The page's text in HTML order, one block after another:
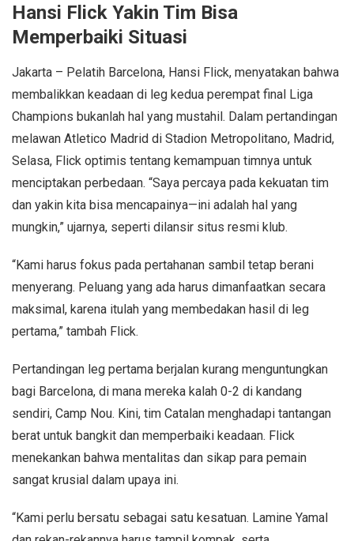
Hansi Flick Yakin Tim Bisa
Memperbaiki Situasi
Jakarta – Pelatih Barcelona, Hansi Flick, menyatakan bahwa
membalikkan keadaan di leg kedua perempat final Liga
Champions bukanlah hal yang mustahil. Dalam pertandingan
melawan Atletico Madrid di Stadion Metropolitano, Madrid,
Selasa, Flick optimis tentang kemampuan timnya untuk
menciptakan perbedaan. “Saya percaya pada kekuatan tim
dan yakin kita bisa mencapainya—ini adalah hal yang
mungkin,” ujarnya, seperti dilansir situs resmi klub.
“Kami harus fokus pada pertahanan sambil tetap berani
menyerang. Peluang yang ada harus dimanfaatkan secara
maksimal, karena itulah yang membedakan hasil di leg
pertama,” tambah Flick.
Pertandingan leg pertama berjalan kurang menguntungkan
bagi Barcelona, di mana mereka kalah 0-2 di kandang
sendiri, Camp Nou. Kini, tim Catalan menghadapi tantangan
berat untuk bangkit dan memperbaiki keadaan. Flick
menekankan bahwa mentalitas dan sikap para pemain
sangat krusial dalam upaya ini.
“Kami perlu bersatu sebagai satu kesatuan. Lamine Yamal